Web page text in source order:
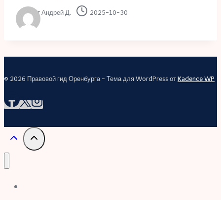
От Андрей Д. 2025-10-30
© 2026 Правовой гид Оренбурга - Тема для WordPress от Kadence WP